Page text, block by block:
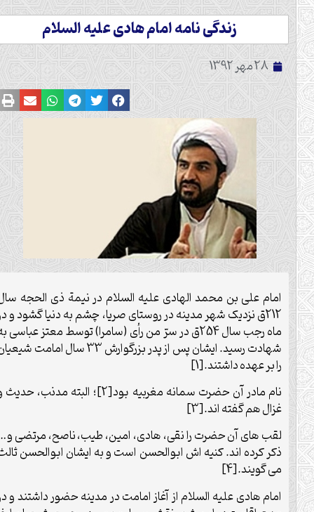
زندگی نامه امام هادی علیه السلام
28 مهر 1392
امام علی بن محمد الهادی علیه السلام در نیمة ذی الحجه سال
212ق نزدیک شهر مدینه در روستای صریا، چشم به دنیا گشود و در
ماه رجب سال 254ق در سرّ من رأی (سامرا) توسط معتز عباسی به
شهادت رسید. ایشان پس از پدر بزرگوارش 33 سال امامت شیعیان
را بر عهده داشتند.[1]
نام مادر آن حضرت سمانه مغربیه بود[2]؛ البته مدنب، حدیث و
غزال هم گفته اند.[3]
لقب های آن حضرت را نقی، هادی، امین، طیب، ناصح، مرتضی و…
ذکر کرده اند. کنیه اش ابوالحسن است و به ایشان ابوالحسن ثالث
می گویند.[4]
امام هادی علیه السلام از آغاز امامت در مدینه حضور داشتند و در